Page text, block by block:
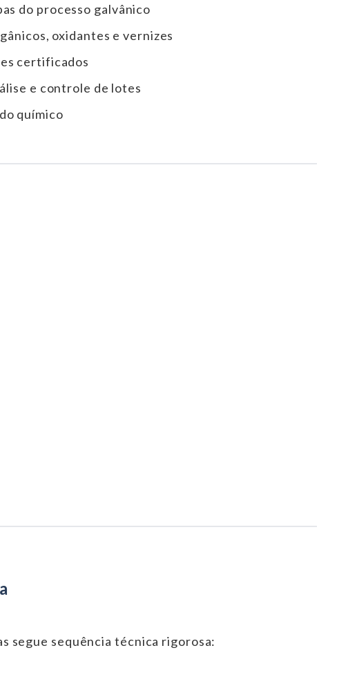
do processo galvânico
oxidantes e vernizes
certificados
e controle de lotes
químico
segue sequência técnica rigorosa: